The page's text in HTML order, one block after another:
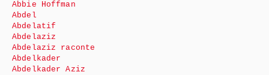
Abbie Hoffman
Abdel
Abdelatif
Abdelaziz
Abdelaziz raconte
Abdelkader
Abdelkader Aziz